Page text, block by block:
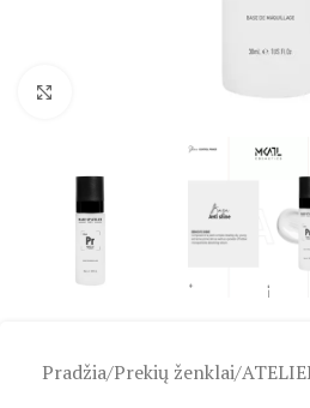
Spustelėkite, kad
Pradžia/Prekių ženklai/